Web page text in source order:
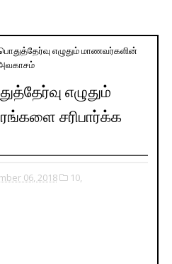
எழுதும் மாணவர்களின்
அவகாசம்
எழுதும்
சரிபார்க்க
06, 2018 10,